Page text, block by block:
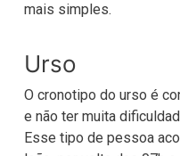
mais simples.
Urso
O cronotipo do urso é
e não ter muita
Esse tipo de pessoa